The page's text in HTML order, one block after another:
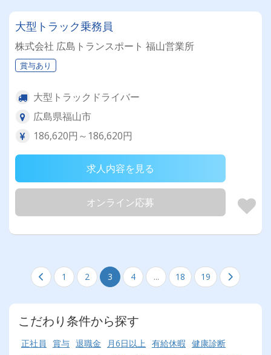
大型トラック乗務員
株式会社 広島トランスポート 福山営業所
賞与あり
大型トラックドライバー
広島県福山市
186,620円～186,620円
求人内容を見る
オンライン応募
1 2 3 4 ... 18 19
こだわり条件から探す
正社員 賞与 退職金 月6日以上 有給休暇 健康診断